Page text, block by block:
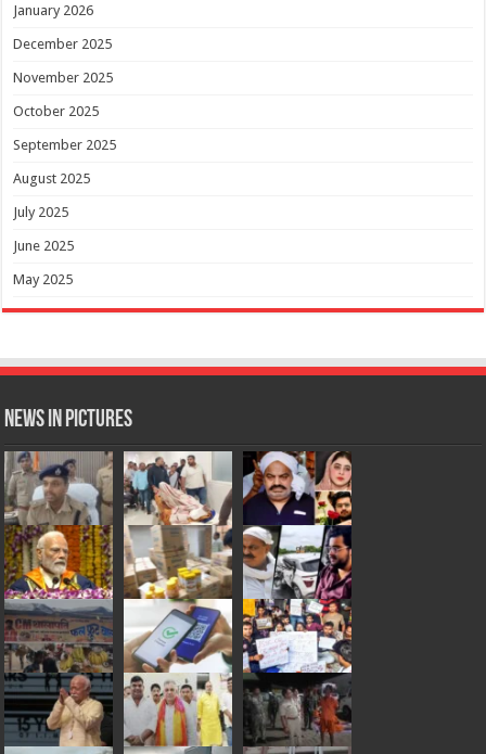
January 2026
December 2025
November 2025
October 2025
September 2025
August 2025
July 2025
June 2025
May 2025
News in Pictures